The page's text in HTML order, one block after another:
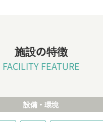
施設の特徴
FACILITY FEATURE
設備・環境